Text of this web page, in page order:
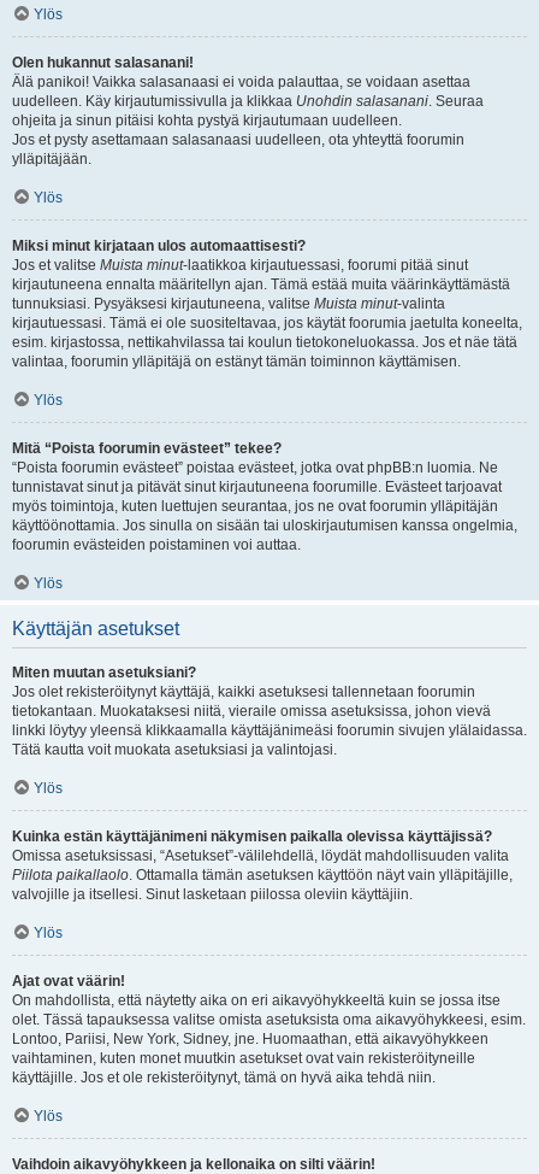
Ylös
Olen hukannut salasanani!
Älä panikoi! Vaikka salasanaasi ei voida palauttaa, se voidaan asettaa
uudelleen. Käy kirjautumissivulla ja klikkaa Unohdin salasanani. Seuraa
ohjeita ja sinun pitäisi kohta pystyä kirjautumaan uudelleen.
Jos et pysty asettamaan salasanaasi uudelleen, ota yhteyttä foorumin
ylläpitäjään.
Ylös
Miksi minut kirjataan ulos automaattisesti?
Jos et valitse Muista minut-laatikkoa kirjautuessasi, foorumi pitää sinut
kirjautuneena ennalta määritellyn ajan. Tämä estää muita väärinkäyttämästä
tunnuksiasi. Pysyäksesi kirjautuneena, valitse Muista minut-valinta
kirjautuessasi. Tämä ei ole suositeltavaa, jos käytät foorumia jaetulta koneelta,
esim. kirjastossa, nettikahvilassa tai koulun tietokoneluokassa. Jos et näe tätä
valintaa, foorumin ylläpitäjä on estänyt tämän toiminnon käyttämisen.
Ylös
Mitä “Poista foorumin evästeet” tekee?
“Poista foorumin evästeet” poistaa evästeet, jotka ovat phpBB:n luomia. Ne
tunnistavat sinut ja pitävät sinut kirjautuneena foorumille. Evästeet tarjoavat
myös toimintoja, kuten luettujen seurantaa, jos ne ovat foorumin ylläpitäjän
käyttöönottamia. Jos sinulla on sisään tai uloskirjautumisen kanssa ongelmia,
foorumin evästeiden poistaminen voi auttaa.
Ylös
Käyttäjän asetukset
Miten muutan asetuksiani?
Jos olet rekisteröitynyt käyttäjä, kaikki asetuksesi tallennetaan foorumin
tietokantaan. Muokataksesi niitä, vieraile omissa asetuksissa, johon vievä
linkki löytyy yleensä klikkaamalla käyttäjänimeäsi foorumin sivujen ylälaidassa.
Tätä kautta voit muokata asetuksiasi ja valintojasi.
Ylös
Kuinka estän käyttäjänimeni näkymisen paikalla olevissa käyttäjissä?
Omissa asetuksissasi, “Asetukset”-välilehdellä, löydät mahdollisuuden valita
Piilota paikallaolo. Ottamalla tämän asetuksen käyttöön näyt vain ylläpitäjille,
valvojille ja itsellesi. Sinut lasketaan piilossa oleviin käyttäjiin.
Ylös
Ajat ovat väärin!
On mahdollista, että näytetty aika on eri aikavyöhykkeeltä kuin se jossa itse
olet. Tässä tapauksessa valitse omista asetuksista oma aikavyöhykkeesi, esim.
Lontoo, Pariisi, New York, Sidney, jne. Huomaathan, että aikavyöhykkeen
vaihtaminen, kuten monet muutkin asetukset ovat vain rekisteröityneille
käyttäjille. Jos et ole rekisteröitynyt, tämä on hyvä aika tehdä niin.
Ylös
Vaihdoin aikavyöhykkeen ja kellonaika on silti väärin!